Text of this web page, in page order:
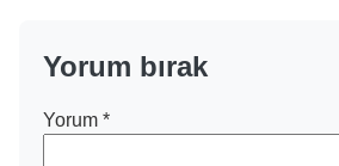
Yorum bırak
Yorum *